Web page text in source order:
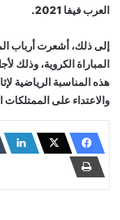
العرب فيفا 2021.
إلى ذلك، أشعرت أرباب
المباراة الكروية، وذلك
هذه المناسبة الرياضية
والاعتداء على الممتلكات